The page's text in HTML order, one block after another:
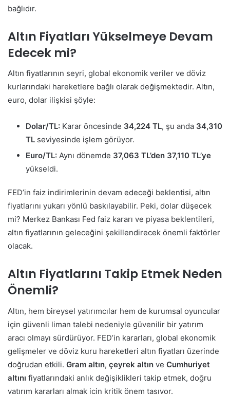
bağlıdır.
Altın Fiyatları Yükselmeye Devam
Edecek mi?
Altın fiyatlarının seyri, global ekonomik veriler ve döviz
kurlarındaki hareketlere bağlı olarak değişmektedir. Altın,
euro, dolar ilişkisi şöyle:
Dolar/TL: Karar öncesinde 34,224 TL, şu anda 34,310
TL seviyesinde işlem görüyor.
Euro/TL: Aynı dönemde 37,063 TL’den 37,110 TL’ye
yükseldi.
FED’in faiz indirimlerinin devam edeceği beklentisi, altın
fiyatlarını yukarı yönlü baskılayabilir. Peki, dolar düşecek
mi? Merkez Bankası Fed faiz kararı ve piyasa beklentileri,
altın fiyatlarının geleceğini şekillendirecek önemli faktörler
olacak.
Altın Fiyatlarını Takip Etmek Neden
Önemli?
Altın, hem bireysel yatırımcılar hem de kurumsal oyuncular
için güvenli liman talebi nedeniyle güvenilir bir yatırım
aracı olmayı sürdürüyor. FED’in kararları, global ekonomik
gelişmeler ve döviz kuru hareketleri altın fiyatları üzerinde
doğrudan etkili. Gram altın, çeyrek altın ve Cumhuriyet
altını fiyatlarındaki anlık değişiklikleri takip etmek, doğru
yatırım kararları almak için kritik önem taşıyor.